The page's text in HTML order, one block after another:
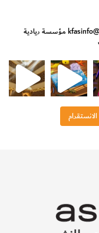
مؤسسة ريادية
لكم كل جديد!⁩